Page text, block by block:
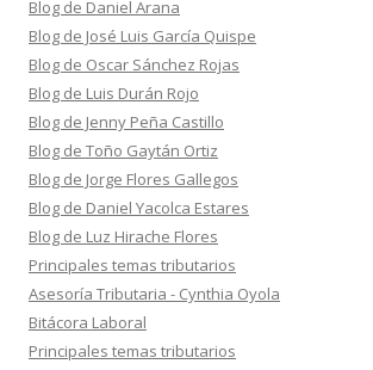
Blog de Daniel Arana
Blog de José Luis García Quispe
Blog de Oscar Sánchez Rojas
Blog de Luis Durán Rojo
Blog de Jenny Peña Castillo
Blog de Toño Gaytán Ortiz
Blog de Jorge Flores Gallegos
Blog de Daniel Yacolca Estares
Blog de Luz Hirache Flores
Principales temas tributarios
Asesoría Tributaria - Cynthia Oyola
Bitácora Laboral
Principales temas tributarios